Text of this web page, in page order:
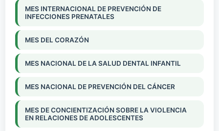
MES INTERNACIONAL DE PREVENCIÓN DE
INFECCIONES PRENATALES
MES DEL CORAZÓN
MES NACIONAL DE LA SALUD DENTAL INFANTIL
MES NACIONAL DE PREVENCIÓN DEL CÁNCER
MES DE CONCIENTIZACIÓN SOBRE LA VIOLENCIA
EN RELACIONES DE ADOLESCENTES